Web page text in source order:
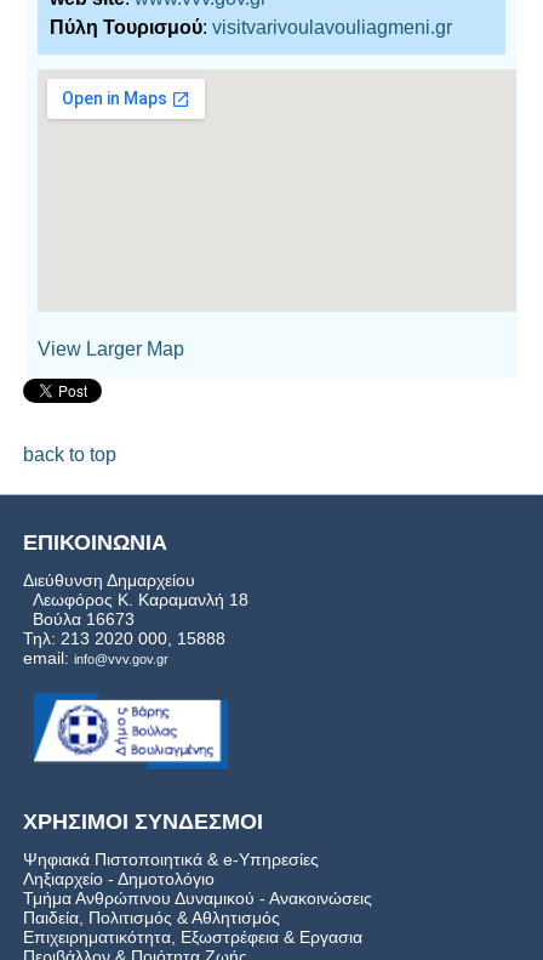
Πύλη Τουρισμού:visitvarivoulavouliagmeni.gr
View Larger Map
back to top
ΕΠΙΚΟΙΝΩΝΙΑ
Διεύθυνση Δημαρχείου
Λεωφόρος Κ. Καραμανλή 18
Βούλα 16673
Τηλ: 213 2020 000, 15888
email: info@vvv.gov.gr
ΧΡΗΣΙΜΟΙ ΣΥΝΔΕΣΜΟΙ
Ψηφιακά Πιστοποιητικά & e-Υπηρεσίες
Ληξιαρχείο - Δημοτολόγιο
Τμήμα Ανθρώπινου Δυναμικού - Ανακοινώσεις
Παιδεία, Πολιτισμός & Αθλητισμός
Επιχειρηματικότητα, Εξωστρέφεια & Εργασια